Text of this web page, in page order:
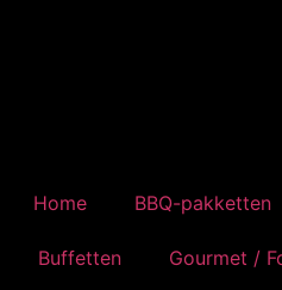
Home BBQ-pakketten
Buffetten Gourmet /